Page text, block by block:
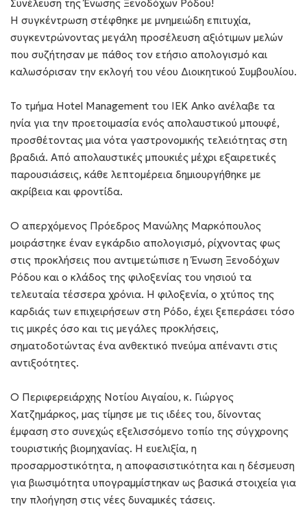
Συνέλευση της Ένωσης Ξενοδόχων Ρόδου!
Η συγκέντρωση στέφθηκε με μνημειώδη επιτυχία,
συγκεντρώνοντας μεγάλη προσέλευση αξιότιμων μελών
που συζήτησαν με πάθος τον ετήσιο απολογισμό και
καλωσόρισαν την εκλογή του νέου Διοικητικού Συμβουλίου.
Το τμήμα Hotel Management του IEK Anko ανέλαβε τα
ηνία για την προετοιμασία ενός απολαυστικού μπουφέ,
προσθέτοντας μια νότα γαστρονομικής τελειότητας στη
βραδιά. Από απολαυστικές μπουκιές μέχρι εξαιρετικές
παρουσιάσεις, κάθε λεπτομέρεια δημιουργήθηκε με
ακρίβεια και φροντίδα.
Ο απερχόμενος Πρόεδρος Μανώλης Μαρκόπουλος
μοιράστηκε έναν εγκάρδιο απολογισμό, ρίχνοντας φως
στις προκλήσεις που αντιμετώπισε η Ένωση Ξενοδόχων
Ρόδου και ο κλάδος της φιλοξενίας του νησιού τα
τελευταία τέσσερα χρόνια. Η φιλοξενία, ο χτύπος της
καρδιάς των επιχειρήσεων στη Ρόδο, έχει ξεπεράσει τόσο
τις μικρές όσο και τις μεγάλες προκλήσεις,
σηματοδοτώντας ένα ανθεκτικό πνεύμα απέναντι στις
αντιξοότητες.
Ο Περιφερειάρχης Νοτίου Αιγαίου, κ. Γιώργος
Χατζημάρκος, μας τίμησε με τις ιδέες του, δίνοντας
έμφαση στο συνεχώς εξελισσόμενο τοπίο της σύγχρονης
τουριστικής βιομηχανίας. Η ευελιξία, η
προσαρμοστικότητα, η αποφασιστικότητα και η δέσμευση
για βιωσιμότητα υπογραμμίστηκαν ως βασικά στοιχεία για
την πλοήγηση στις νέες δυναμικές τάσεις.